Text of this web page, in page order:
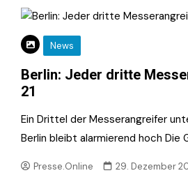
News
Berlin: Jeder dritte
21
Ein Drittel der Messerangreifer
Berlin bleibt alarmierend hoch Die
Presse.Online 29. Dezember